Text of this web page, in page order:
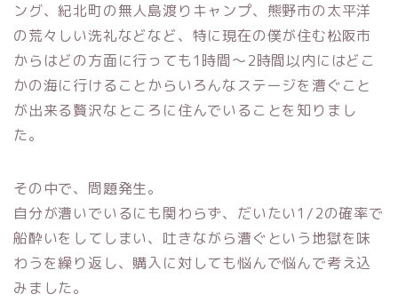
ング、紀北町の無人島渡りキャンプ、熊野市の太平洋
の荒々しい洗礼などなど、特に現在の僕が住む松阪市
からはどの方面に行っても1時間～2時間以内にはどこ
かの海に行けることからいろんなステージを漕ぐこと
が出来る贅沢なところに住んでいることを知りまし
た。
その中で、問題発生。
自分が漕いでいるにも関わらず、だいたい1/2の確率で
船酔いをしてしまい、吐きながら漕ぐという地獄を味
わうを繰り返し、購入に対しても悩んで悩んで考え込
みました。